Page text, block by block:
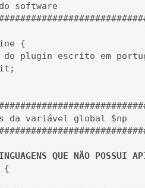
software
{
da variável global $np
QUE NÃO POSSUI
{